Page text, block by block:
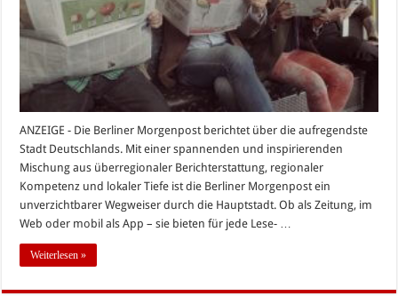
Werbung
November
2016
ANZEIGE - Die Berliner Morgenpost berichtet über die aufregendste
Stadt Deutschlands. Mit einer spannenden und inspirierenden
Mischung aus überregionaler Berichterstattung, regionaler
Kompetenz und lokaler Tiefe ist die Berliner Morgenpost ein
unverzichtbarer Wegweiser durch die Hauptstadt. Ob als Zeitung, im
Web oder mobil als App – sie bieten für jede Lese- …
Weiterlesen »